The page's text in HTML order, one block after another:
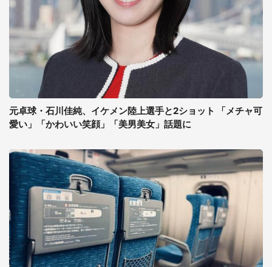
元卓球・石川佳純、イケメン陸上選手と2ショット 「メチャ可
愛い」「かわいい笑顔」「美男美女」話題に